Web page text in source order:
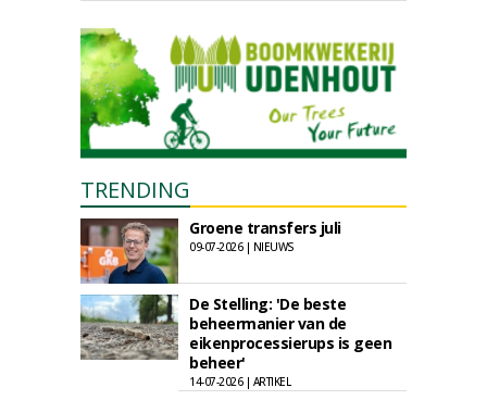
TRENDING
Groene transfers juli
09-07-2026 | NIEUWS
De Stelling: 'De beste
beheermanier van de
eikenprocessierups is geen
beheer'
14-07-2026 | ARTIKEL